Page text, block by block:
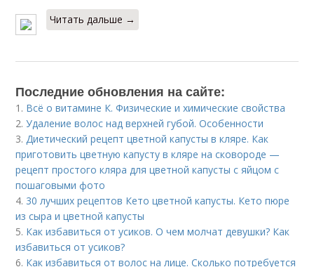
Читать дальше →
Последние обновления на сайте:
1. Всё о витамине К. Физические и химические свойства
2.Удаление волос над верхней губой. Особенности
3.Диетический рецепт цветной капусты в кляре. Как
приготовить цветную капусту в кляре на сковороде —
рецепт простого кляра для цветной капусты с яйцом с
пошаговыми фото
4. 30 лучших рецептов Кето цветной капусты. Кето пюре
из сыра и цветной капусты
5. Как избавиться от усиков. О чем молчат девушки? Как
избавиться от усиков?
6. Как избавиться от волос на лице. Сколько потребуется